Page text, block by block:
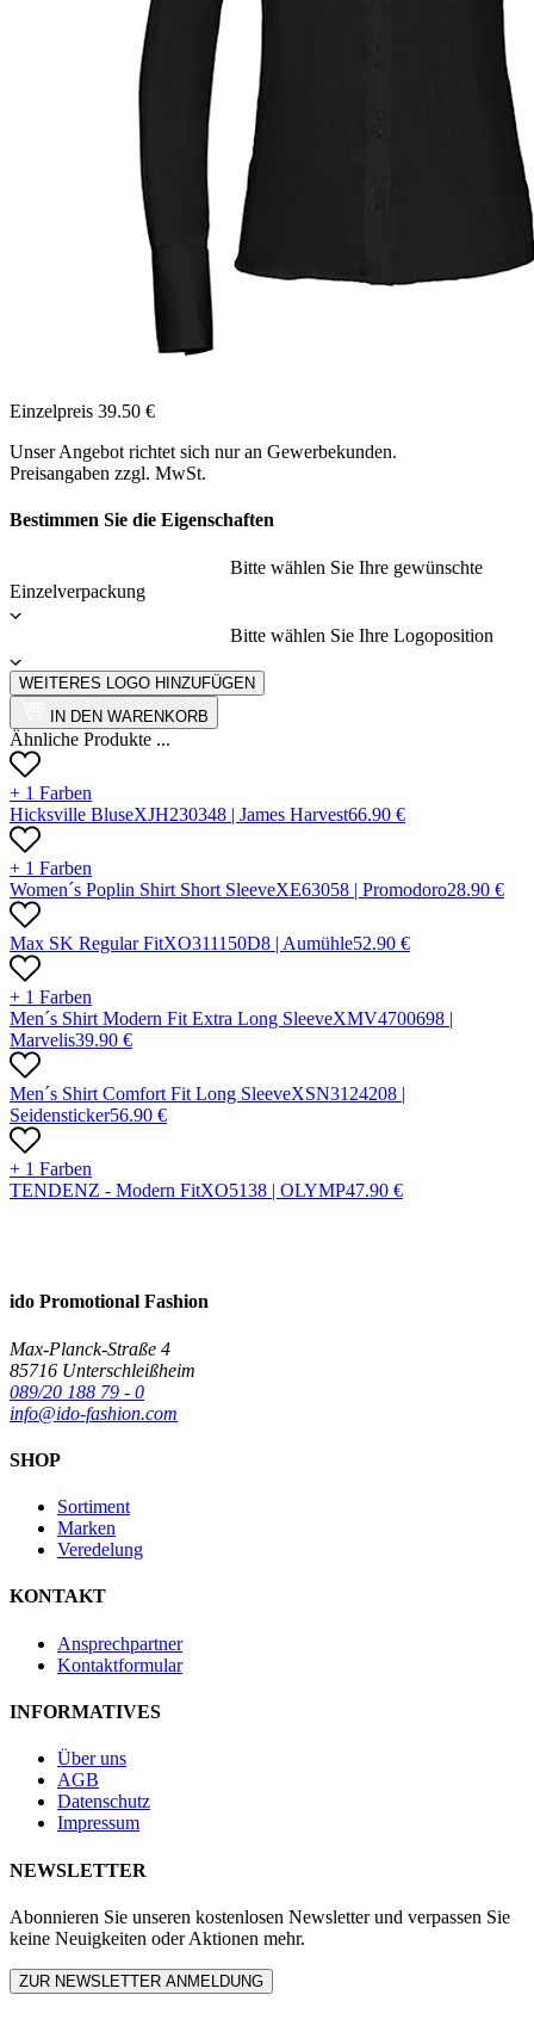
Einzelpreis 39.50 €
Unser Angebot richtet sich nur an Gewerbekunden.
Preisangaben zzgl. MwSt.
Bestimmen Sie die Eigenschaften
Bitte wählen Sie Ihre gewünschte
Einzelverpackung
Bitte wählen Sie Ihre Logoposition
WEITERES LOGO HINZUFÜGEN
IN DEN WARENKORB
Ähnliche Produkte ...
+ 1 Farben
Hicksville BluseXJH230348 | James Harvest66.90 €
+ 1 Farben
Women´s Poplin Shirt Short SleeveXE63058 | Promodoro28.90 €
Max SK Regular FitXO311150D8 | Aumühle52.90 €
+ 1 Farben
Men´s Shirt Modern Fit Extra Long SleeveXMV4700698 |
Marvelis39.90 €
Men´s Shirt Comfort Fit Long SleeveXSN3124208 |
Seidensticker56.90 €
+ 1 Farben
TENDENZ - Modern FitXO5138 | OLYMP47.90 €
ido Promotional Fashion
Max-Planck-Straße 4
85716 Unterschleißheim
089/20 188 79 - 0
info@ido-fashion.com
SHOP
Sortiment
Marken
Veredelung
KONTAKT
Ansprechpartner
Kontaktformular
INFORMATIVES
Über uns
AGB
Datenschutz
Impressum
NEWSLETTER
Abonnieren Sie unseren kostenlosen Newsletter und verpassen Sie
keine Neuigkeiten oder Aktionen mehr.
ZUR NEWSLETTER ANMELDUNG